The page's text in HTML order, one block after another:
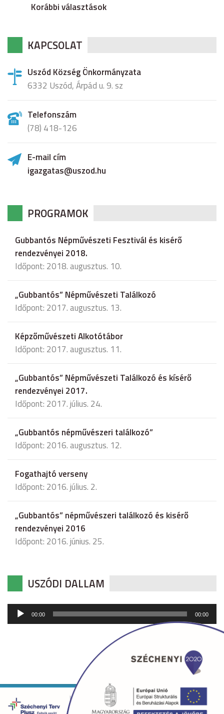
Korábbi választások
KAPCSOLAT
Uszód Község Önkormányzata
6332 Uszód, Árpád u. 9. sz
Telefonszám
(78) 418-126
E-mail cím
igazgatas@uszod.hu
PROGRAMOK
Gubbantós Népművészeti Fesztivál és kisérő
rendezvényei 2018.
Időpont: 2018. augusztus. 10.
„Gubbantós” Népművészeti Találkozó
Időpont: 2017. augusztus. 13.
Képzőművészeti Alkotótábor
Időpont: 2017. augusztus. 11.
„Gubbantós” Népművészeti Találkozó és kísérő
rendezvényei 2017.
Időpont: 2017. július. 24.
„Gubbantós népművészeri találkozó”
Időpont: 2016. augusztus. 12.
Fogathajtó verseny
Időpont: 2016. július. 2.
„Gubbantós” népművészeri találkozó és kisérő
rendezvényei 2016
Időpont: 2016. június. 25.
USZÓDI DALLAM
Audió
lejátszó
00:00 00:00
Copyright © 2026 uszod.hu Minden jog fenntartva. •